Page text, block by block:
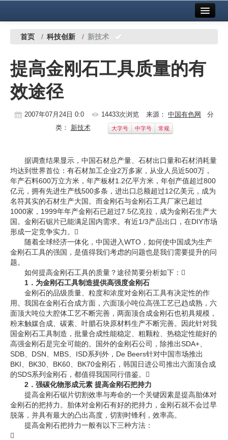
中国有色金属报社主办 广告服务
铜镍铅锌
铝
稀有稀土
科技
镁钛
地矿 建设
党建工作
企业文化
《资源再生》杂志
行情报价
数字报
首页 / 科技创新 / 新技术
提高金刚石工具质量的有
效途径
2007年07月24日 0:0 14433次浏览 来源： 中国有色网
分
类： 新技术 大字号 中字号 常规
据调查结果显示，中国石材总产量、石材出口量和石材消耗量
均达到世界首位：有石材加工企业2万多家，从业人员近500万，
年产石料600万立方米，年产板材1.2亿平方米，年创产值超过800
亿元，拥有先进生产线500多条，进出口总额超过12亿美元，成为
名符其实的石材生产大国。而金刚石与金刚石工具厂家已超过
1000家，1999年年产金刚石已超过7.5亿克拉，成为金刚石生产大
国。金刚石锯片已能满足国内需求。有近1/3产品出口，在DIY市场
形成一定竞争实力。
随着全球经济一体化，中国进入WTO，如何使中国成为生产
金刚石工具的强国，是值得我们考虑的问题也是我们需要提升的问
题。
如何提高金刚石工具的质量？途径简要分析如下：
1．为金刚石工具制造提供高强度金刚石
金刚石的品级质量、粒度和浓度对金刚石工具有决定性的作
用。我国在金刚石合成方面，六面顶小吨位高强工艺已趋成熟，六
面顶大吨位大腔体工艺不断完善，两面顶合成金刚石也初具规模，
粉末触媒合成、碳素、叶腊石块原材料生产不断完善。因此针对我
国金刚石工具制造，批量合成性能稳定、粗颗粒、热稳定性能好的
高强金刚石是完全可能的。国外的金刚石公司，除推出SDA+、
SDB、DSN、MBS、ISD系列外，De Beers针对中国市场推出
BKI、BK30、BK60、BK70金刚石，韩国日进公司推出六面顶合成
的SDS系列金刚石，都值得我国同行借鉴。
2．强碳化物形成元素 提高金刚石把持力
提高金刚石锯片切割效率与寿命的一个关键因素是提高胎体对
金刚石的把持力。胎体对金刚石有好的把持力，金刚石就不会过早
脱落，并具有最大的凸出高度，切割时锋利，效率高。
提高金刚石把持力一般有以下三种方法：
